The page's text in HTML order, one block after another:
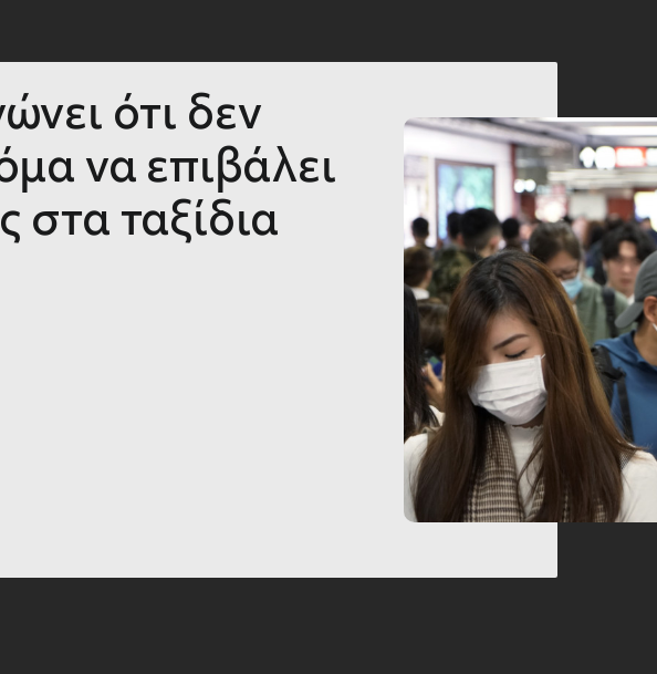
ότι δεν
να επιβάλει
στα ταξίδια